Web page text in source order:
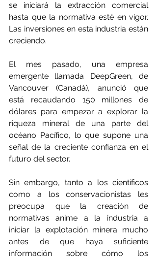
se iniciará la extracción comercial
hasta que la normativa esté en vigor.
Las inversiones en esta industria están
creciendo.
El mes pasado, una empresa
emergente llamada DeepGreen, de
Vancouver (Canadá), anunció que
está recaudando 150 millones de
dólares para empezar a explorar la
riqueza mineral de una parte del
océano Pacífico, lo que supone una
señal de la creciente confianza en el
futuro del sector.
Sin embargo, tanto a los científicos
como a los conservacionistas les
preocupa que la creación de
normativas anime a la industria a
iniciar la explotación minera mucho
antes de que haya suficiente
información sobre cómo los